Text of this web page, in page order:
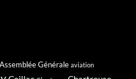
Assemblée Générale aviation